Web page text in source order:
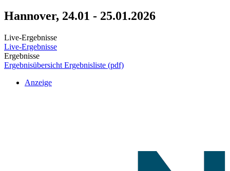
Hannover, 24.01 - 25.01.2026
Live-Ergebnisse
Live-Ergebnisse
Ergebnisse
Ergebnisübersicht Ergebnisliste (pdf)
Anzeige